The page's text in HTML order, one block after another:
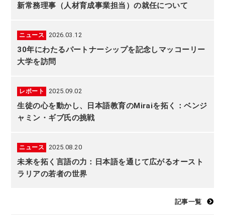
新常務理事（人材育成事業担当）の就任について
ニュース 2026.03.12
30年にわたるパートナーシップを記念しマッコーリー
大学を訪問
レポート 2025.09.02
生徒の心を動かし、日本語教育のMiraiを拓く：ベンジ
ャミン・ギブ氏の挑戦
ニュース 2025.08.20
未来を拓く言語の力：日本語を通じて広がるオースト
ラリアの若者の世界
記事一覧